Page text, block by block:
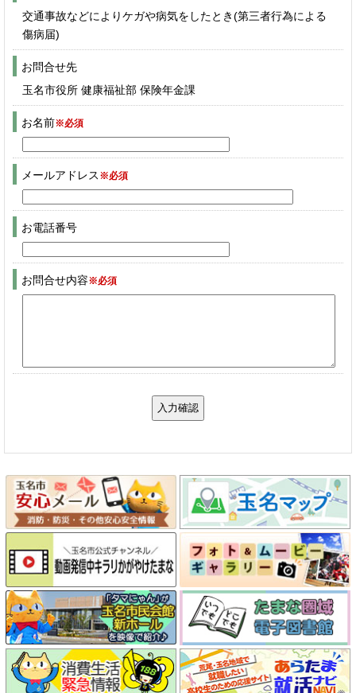
交通事故などによりケガや病気をしたとき(第三者行為による
傷病届)
お問合せ先
玉名市役所 健康福祉部 保険年金課
お名前※必須
メールアドレス ※必須
お電話番号
お問合せ内容※必須